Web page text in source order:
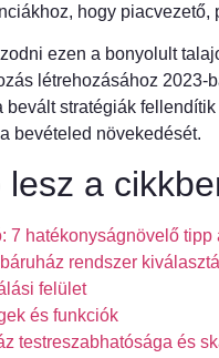
hogy
ezen a bonyolult
létrehozásához 2023-
bevált stratégiák
bevételed növekedését.
a
7 hatékonyságnövelő
rendszer
felület
és funkciók
testreszabhatósága és